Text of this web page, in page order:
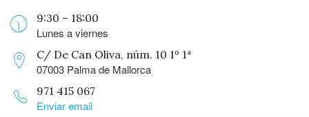
9:30 – 18:00
Lunes a viernes
C/ De Can Oliva, núm. 10 1º 1ª
07003 Palma de Mallorca
971 415 067
Enviar email